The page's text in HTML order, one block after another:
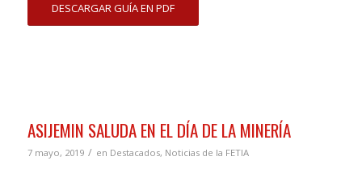
DESCARGAR GUÍA EN PDF
ASIJEMIN SALUDA EN EL DÍA DE LA MINERÍA
7 mayo, 2019 / en Destacados, Noticias de la FETIA